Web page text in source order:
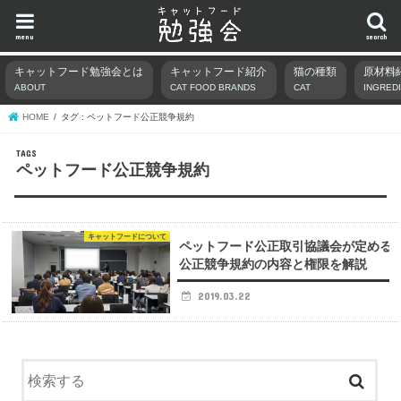
search
menu
キャットフード勉強会とは
ABOUT
キャットフード紹介
CAT FOOD BRANDS
猫の種類
CAT
原材料
HOME タグ : ペットフード公正競争規約
ペットフード公正競争規約
キャットフードについて
ペットフード公正取引協議会が定める
公正競争規約の内容と権限を解説
2019.03.22